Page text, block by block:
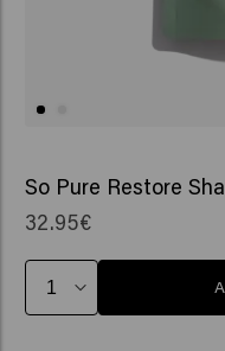
So Pure Restore
32.95€